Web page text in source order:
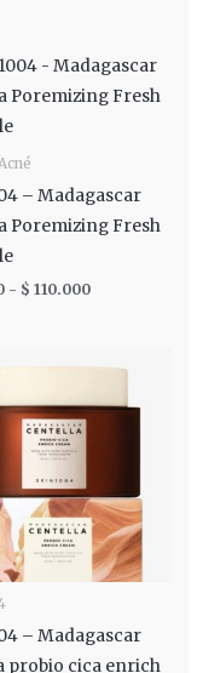
– Madagascar
Poremizing Fresh
- $ 110.000
Rango
de
precios:
– Madagascar
probio cica enrich
desde